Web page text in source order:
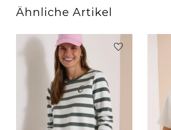
Ähnliche Artikel